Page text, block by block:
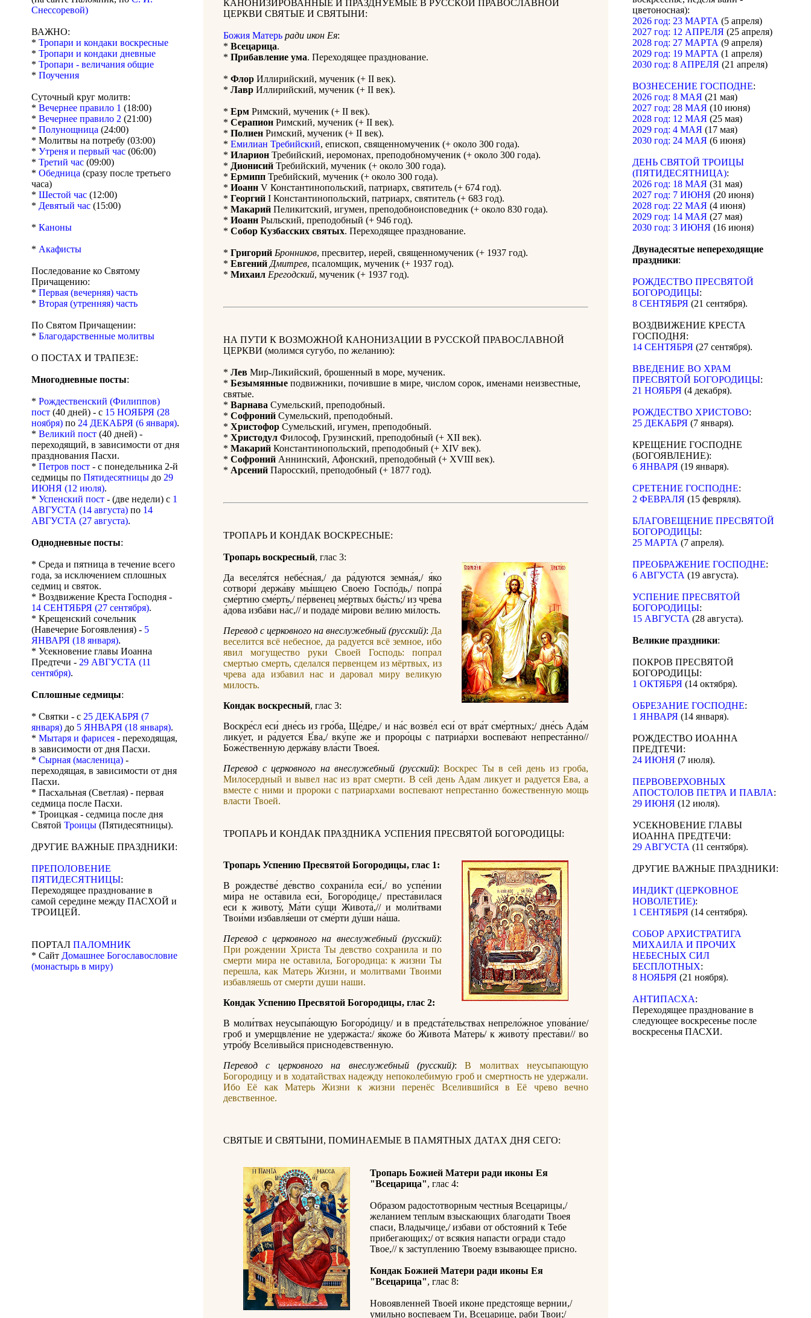
Снессоревой)
ВАЖНО:
* Тропари и кондаки воскресные
* Тропари и кондаки дневные
* Тропари - величания общие
* Поучения
Суточный круг молитв:
* Вечернее правило 1 (18:00)
* Вечернее правило 2 (21:00)
* Полунощница (24:00)
* Молитвы на потребу (03:00)
* Утреня и первый час (06:00)
* Третий час (09:00)
* Обедница (сразу после третьего
часа)
* Шестой час (12:00)
* Девятый час (15:00)
* Каноны
* Акафисты
Последование ко Святому
Причащению:
* Первая (вечерняя) часть
* Вторая (утренняя) часть
По Святом Причащении:
* Благодарственные молитвы
О ПОСТАХ И ТРАПЕЗЕ:
Многодневные посты:
* Рождественский (Филиппов)
пост (40 дней) - с 15 НОЯБРЯ (28
ноября) по 24 ДЕКАБРЯ (6 января).
* Великий пост (40 дней) -
переходящий, в зависимости от дня
празднования Пасхи.
* Петров пост - с понедельника 2-й
седмицы по Пятидесятницы до 29
ИЮНЯ (12 июля).
* Успенский пост - (две недели) с 1
АВГУСТА (14 августа) по 14
АВГУСТА (27 августа).
Однодневные посты:
* Среда и пятница в течение всего
года, за исключением сплошных
седмиц и святок.
* Воздвижение Креста Господня -
14 СЕНТЯБРЯ (27 сентября).
* Крещенский сочельник
(Навечерие Богоявления) - 5
ЯНВАРЯ (18 января).
* Усекновение главы Иоанна
Предтечи - 29 АВГУСТА (11
сентября).
Сплошные седмицы:
* Святки - с 25 ДЕКАБРЯ (7
января) до 5 ЯНВАРЯ (18 января).
* Мытаря и фарисея - переходящая,
в зависимости от дня Пасхи.
* Сырная (масленица) -
переходящая, в зависимости от дня
Пасхи.
* Пасхальная (Светлая) - первая
седмица после Пасхи.
* Троицкая - седмица после дня
Святой Троицы (Пятидесятницы).
ДРУГИЕ ВАЖНЫЕ ПРАЗДНИКИ:
ПРЕПОЛОВЕНИЕ
ПЯТИДЕСЯТНИЦЫ:
Переходящее празднование в
самой середине между ПАСХОЙ и
ТРОИЦЕЙ.
ПОРТАЛ ПАЛОМНИК
* Сайт Домашнее Богославословие
(монастырь в миру)
КАНОНИЗИРОВАННЫЕ И ПРАЗДНУЕМЫЕ В РУССКОЙ ПРАВОСЛАВНОЙ
ЦЕРКВИ СВЯТЫЕ И СВЯТЫНИ:
Божия Матерь ради икон Ея:
* Всецарица.
* Прибавление ума. Переходящее празднование.
* Флор Иллирийский, мученик (+ II век).
* Лавр Иллирийский, мученик (+ II век).
* Ерм Римский, мученик (+ II век).
* Серапион Римский, мученик (+ II век).
* Полиен Римский, мученик (+ II век).
* Емилиан Требийский, епископ, священномученик (+ около 300 года).
* Иларион Требийский, иеромонах, преподобномученик (+ около 300 года).
* Дионисий Требийский, мученик (+ около 300 года).
* Ермипп Требийский, мученик (+ около 300 года).
* Иоанн V Константинопольский, патриарх, святитель (+ 674 год).
* Георгий I Константинопольский, патриарх, святитель (+ 683 год).
* Макарий Пеликитский, игумен, преподобноисповедник (+ около 830 года).
* Иоанн Рыльский, преподобный (+ 946 год).
* Собор Кузбасских святых. Переходящее празднование.
* Григорий Бронников, пресвитер, иерей, священномученик (+ 1937 год).
* Евгений Дмитрев, псаломщик, мученик (+ 1937 год).
* Михаил Ерегодский, мученик (+ 1937 год).
НА ПУТИ К ВОЗМОЖНОЙ КАНОНИЗАЦИИ В РУССКОЙ ПРАВОСЛАВНОЙ
ЦЕРКВИ (молимся сугубо, по желанию):
* Лев Мир-Ликийский, брошенный в море, мученик.
* Безымянные подвижники, почившие в мире, числом сорок, именами неизвестные,
святые.
* Варнава Сумельский, преподобный.
* Софроний Сумельский, преподобный.
* Христофор Сумельский, игумен, преподобный.
* Христодул Философ, Грузинский, преподобный (+ XII век).
* Макарий Константинопольский, преподобный (+ XIV век).
* Софроний Аннинский, Афонский, преподобный (+ XVIII век).
* Арсений Паросский, преподобный (+ 1877 год).
ТРОПАРЬ И КОНДАК ВОСКРЕСНЫЕ:
Тропарь воскресный, глас 3:
Да веселя́тся небе́сная,/ да ра́дуются земна́я,/ я́ко
сотвори́ держа́ву мы́шцею Свое́ю Госпо́дь,/ попра́
сме́ртию сме́рть,/ пе́рвенец ме́ртвых бы́сть;/ из чре́ва
а́дова изба́ви на́с,// и подаде́ ми́рови ве́лию ми́лость.
Перевод с церковного на внеслужебный (русский): Да
веселится всё небесное, да радуется всё земное, ибо
явил могущество руки Своей Господь: попрал
смертью смерть, сделался первенцем из мёртвых, из
чрева ада избавил нас и даровал миру великую
милость.
Кондак воскресный, глас 3:
Воскре́сл еси́ дне́сь из гро́ба, Ще́дре,/ и на́с возве́л еси́ от вра́т сме́ртных;/ дне́сь Ада́м
лику́ет, и ра́дуется Е́ва,/ вку́пе же и проро́цы с патриа́рхи воспева́ют непреста́нно//
Боже́ственную держа́ву вла́сти Твоея́.
Перевод с церковного на внеслужебный (русский): Воскрес Ты в сей день из гроба,
Милосердный и вывел нас из врат смерти. В сей день Адам ликует и радуется Ева, а
вместе с ними и пророки с патриархами воспевают непрестанно божественную мощь
власти Твоей.
ТРОПАРЬ И КОНДАК ПРАЗДНИКА УСПЕНИЯ ПРЕСВЯТОЙ БОГОРОДИЦЫ:
Тропарь Успению Пресвятой Богородицы, глас 1:
В рождестве́ де́вство сохрани́ла еси́,/ во успе́нии
ми́ра не оста́вила еси́, Богоро́дице,/ преста́вилася
еси́ к животу́, Ма́ти су́щи Живота́,// и моли́твами
Твои́ми избавля́еши от сме́рти ду́ши на́ша.
Перевод c церковного на внеслужебный (русский):
При рождении Христа Ты девство сохранила и по
смерти мира не оставила, Богородица: к жизни Ты
перешла, как Матерь Жизни, и молитвами Твоими
избавляешь от смерти души наши.
Кондак Успению Пресвятой Богородицы, глас 2:
В моли́твах неусыпа́ющую Богоро́дицу/ и в предста́тельствах непрело́жное упова́ние/
гроб и умерщвле́ние не удержа́ста:/ я́коже бо Живота́ Ма́терь/ к животу́ преста́ви// во
утро́бу Всели́выйся присноде́вственную.
Перевод c церковного на внеслужебный (русский):В молитвах неусыпающую
Богородицу и в ходатайствах надежду непоколебимую гроб и смертность не удержали.
Ибо Её как Матерь Жизни к жизни перенёс Вселившийся в Её чрево вечно
девственное.
СВЯТЫЕ И СВЯТЫНИ, ПОМИНАЕМЫЕ В ПАМЯТНЫХ ДАТАХ ДНЯ СЕГО:
Тропарь Божией Матери ради иконы Ея
"Всецарица", глас 4:
Образом радостотворным честныя Всецарицы,/
желанием теплым взыскающих благодати Твоея
спаси, Владычице,/ избави от обстояний к Тебе
прибегающих;/ от всякия напасти огради стадо
Твое,// к заступлению Твоему взывающее присно.
Кондак Божией Матери ради иконы Ея
"Всецарица", глас 8:
Новоявленней Твоей иконе предстояще вернии,/
умильно воспеваем Ти, Всецарице, раби Твои;/
цветоносная):
2026 год: 23 МАРТА (5 апреля)
2027 год: 12 АПРЕЛЯ (25 апреля)
2028 год: 27 МАРТА (9 апреля)
2029 год: 19 МАРТА (1 апреля)
2030 год: 8 АПРЕЛЯ (21 апреля)
ВОЗНЕСЕНИЕ ГОСПОДНЕ:
2026 год: 8 МАЯ (21 мая)
2027 год: 28 МАЯ (10 июня)
2028 год: 12 МАЯ (25 мая)
2029 год: 4 МАЯ (17 мая)
2030 год: 24 МАЯ (6 июня)
ДЕНЬ СВЯТОЙ ТРОИЦЫ
(ПЯТИДЕСЯТНИЦА):
2026 год: 18 МАЯ (31 мая)
2027 год: 7 ИЮНЯ (20 июня)
2028 год: 22 МАЯ (4 июня)
2029 год: 14 МАЯ (27 мая)
2030 год: 3 ИЮНЯ (16 июня)
Двунадесятые непереходящие
праздники:
РОЖДЕСТВО ПРЕСВЯТОЙ
БОГОРОДИЦЫ:
8 СЕНТЯБРЯ (21 сентября).
ВОЗДВИЖЕНИЕ КРЕСТА
ГОСПОДНЯ:
14 СЕНТЯБРЯ (27 сентября).
ВВЕДЕНИЕ ВО ХРАМ
ПРЕСВЯТОЙ БОГОРОДИЦЫ:
21 НОЯБРЯ (4 декабря).
РОЖДЕСТВО ХРИСТОВО:
25 ДЕКАБРЯ (7 января).
КРЕЩЕНИЕ ГОСПОДНЕ
(БОГОЯВЛЕНИЕ):
6 ЯНВАРЯ (19 января).
СРЕТЕНИЕ ГОСПОДНЕ:
2 ФЕВРАЛЯ (15 февряля).
БЛАГОВЕЩЕНИЕ ПРЕСВЯТОЙ
БОГОРОДИЦЫ:
25 МАРТА (7 апреля).
ПРЕОБРАЖЕНИЕ ГОСПОДНЕ:
6 АВГУСТА (19 августа).
УСПЕНИЕ ПРЕСВЯТОЙ
БОГОРОДИЦЫ:
15 АВГУСТА (28 августа).
Великие праздники:
ПОКРОВ ПРЕСВЯТОЙ
БОГОРОДИЦЫ:
1 ОКТЯБРЯ (14 октября).
ОБРЕЗАНИЕ ГОСПОДНЕ:
1 ЯНВАРЯ (14 января).
РОЖДЕСТВО ИОАННА
ПРЕДТЕЧИ:
24 ИЮНЯ (7 июля).
ПЕРВОВЕРХОВНЫХ
АПОСТОЛОВ ПЕТРА И ПАВЛА:
29 ИЮНЯ (12 июля).
УСЕКНОВЕНИЕ ГЛАВЫ
ИОАННА ПРЕДТЕЧИ:
29 АВГУСТА (11 сентября).
ДРУГИЕ ВАЖНЫЕ ПРАЗДНИКИ:
ИНДИКТ (ЦЕРКОВНОЕ
НОВОЛЕТИЕ):
1 СЕНТЯБРЯ (14 сентября).
CОБОР АРХИСТРАТИГА
МИХАИЛА И ПРОЧИХ
НЕБЕСНЫХ СИЛ
БЕСПЛОТНЫХ:
8 НОЯБРЯ (21 ноября).
АНТИПАСХА:
Переходящее празднование в
следующее воскресенье после
воскресенья ПАСХИ.